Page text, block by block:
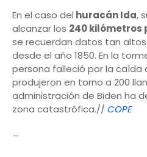
En el caso del huracán Ida,
alcanzar los 240 kilómetros
se recuerdan datos tan
desde el año 1850. En la
persona falleció por la caída
produjeron en torno a 200
administración de Biden ha
zona catastrófica.// COPE